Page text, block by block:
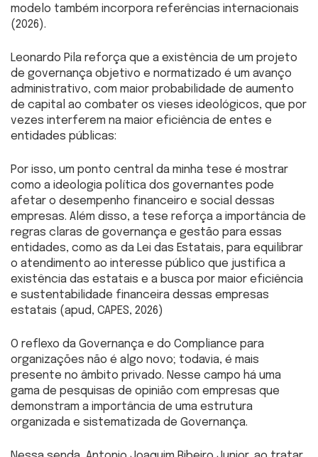
modelo também incorpora referências internacionais
(2026).
Leonardo Pila reforça que a existência de um projeto
de governança objetivo e normatizado é um avanço
administrativo, com maior probabilidade de aumento
de capital ao combater os vieses ideológicos, que por
vezes interferem na maior eficiência de entes e
entidades públicas:
Por isso, um ponto central da minha tese é mostrar
como a ideologia política dos governantes pode
afetar o desempenho financeiro e social dessas
empresas. Além disso, a tese reforça a importância de
regras claras de governança e gestão para essas
entidades, como as da Lei das Estatais, para equilibrar
o atendimento ao interesse público que justifica a
existência das estatais e a busca por maior eficiência
e sustentabilidade financeira dessas empresas
estatais (apud, CAPES, 2026)
O reflexo da Governança e do Compliance para
organizações não é algo novo; todavia, é mais
presente no âmbito privado. Nesse campo há uma
gama de pesquisas de opinião com empresas que
demonstram a importância de uma estrutura
organizada e sistematizada de Governança.